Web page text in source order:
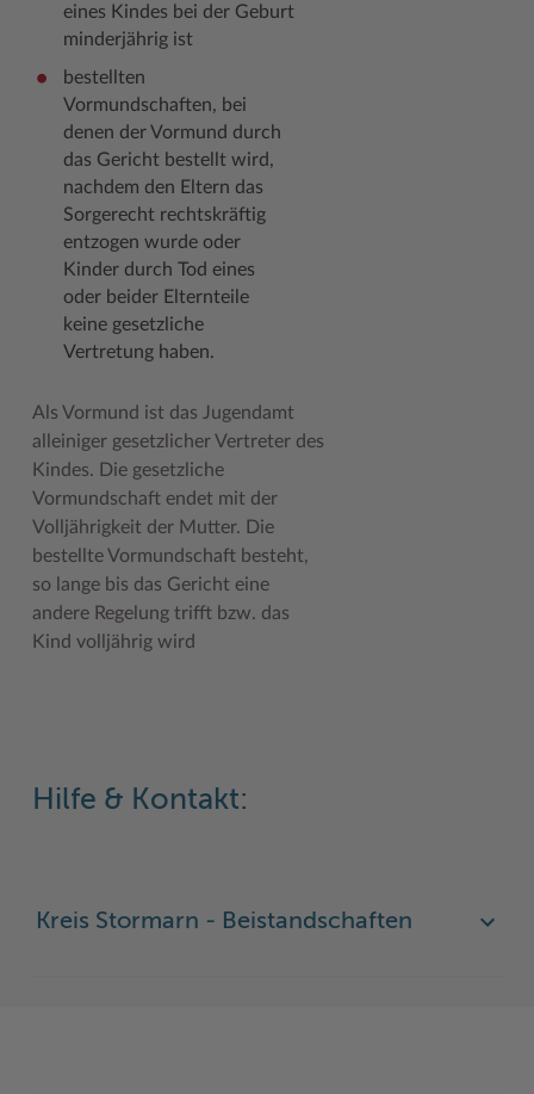
Geodatenportale (Kreiskarte)
Kfz-Zulassung
Kontakt / Öffnungszeiten
Lebenslagen
Leistungen
Lexikon
Publikationen
Wo Sie uns finden
Zuständigkeitsfinder SH ↗
Fotoarchiv
Hitzeschutz
Klimaanpassungskonzept
Kreistag Sitzungskalender
Lokales Wetter
Newsletter
Pressemeldungen
Social Media
Stormarninfo
Ukrainehilfe
Woche der Seelischen Gesundheit
#MeinStormarn
Kreispräsident
Kreistag und Ausschüsse
Kreistag Sitzungskalender
Kreisverwaltung
Landrat
Sonderbereiche
Stabsbereiche
Städte und Gemeinden
Wappen und Geschichte
Wappenrolle
Was ist ein Kreis?
Zahlen, Daten, Fakten
Offene Stellen
Praktika und FSJ
Weiterbildung beim Kreis Stormarn
Wen wir suchen
Klimaschutz beim Kreis Stormarn
Projekt e-Gewerbe
Stormarner Bündnis für bezahlbares Wohnen
Wirtschafts- und Aufbaugesellschaft Stormarn
Zahlen, Daten, Fakten
Kulturelle Einrichtungen
Museen
Naturschutzgebiete
Radwandern
Storchenhorste
Lieblingsplätze in der Metropolregion
Termine und Veranstaltungen
Tourismus
Vereine und Gruppen
Wälder und Moore
eines Kindes bei der Geburt
minderjährig ist
bestellten
Vormundschaften, bei
denen der Vormund durch
das Gericht bestellt wird,
nachdem den Eltern das
Sorgerecht rechtskräftig
entzogen wurde oder
Kinder durch Tod eines
oder beider Elternteile
keine gesetzliche
Vertretung haben.
Als Vormund ist das Jugendamt
alleiniger gesetzlicher Vertreter des
Kindes. Die gesetzliche
Vormundschaft endet mit der
Volljährigkeit der Mutter. Die
bestellte Vormundschaft besteht,
so lange bis das Gericht eine
andere Regelung trifft bzw. das
Kind volljährig wird
Hilfe & Kontakt:
Kreis Stormarn - Beistandschaften